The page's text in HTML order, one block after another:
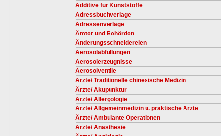
Additive für Kunststoffe
Adressbuchverlage
Adressenverlage
Ämter und Behörden
Änderungsschneidereien
Aerosolabfüllungen
Aerosolerzeugnisse
Aerosolventile
Ärzte/ Traditionelle chinesische Medizin
Ärzte/ Akupunktur
Ärzte/ Allergologie
Ärzte/ Allgemeinmedizin u. praktische Ärzte
Ärzte/ Ambulante Operationen
Ärzte/ Anästhesie